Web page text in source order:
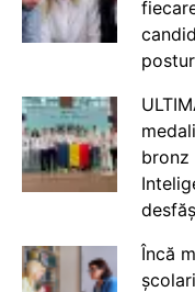
bronz
Încă